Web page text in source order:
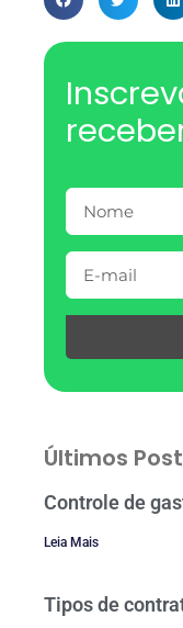
Últimos
Controle de
Leia Mais
Tipos de